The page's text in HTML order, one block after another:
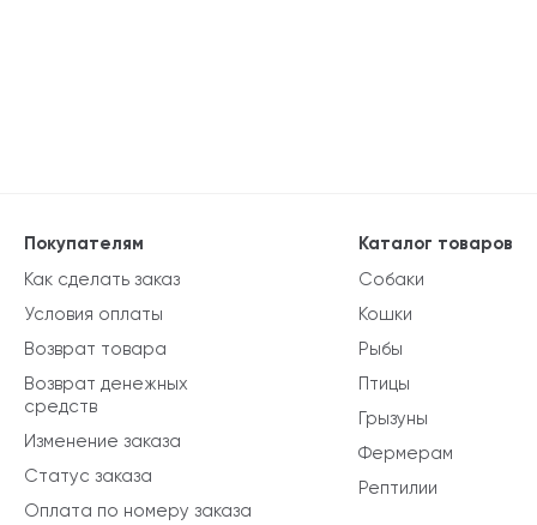
Каталог товаров
Собаки
Кошки
Рыбы
Птицы
Грызуны
Фермерам
Рептилии
Покупателям
Как сделать заказ
Условия оплаты
Возврат товара
Возврат денежных
средств
Изменение заказа
Статус заказа
Оплата по номеру заказа